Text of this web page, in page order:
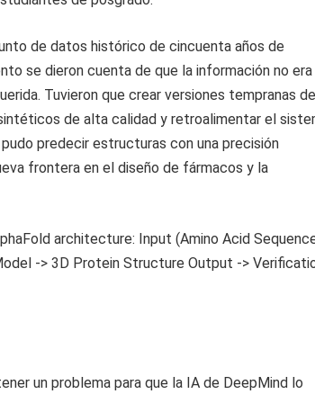
de datos histórico de cincuenta años de
se dieron cuenta de que la información no era
Tuvieron que crear versiones tempranas de
de alta calidad y retroalimentar el
predecir estructuras con una precisión
frontera en el diseño de fármacos y la
un problema para que la IA de DeepMind lo